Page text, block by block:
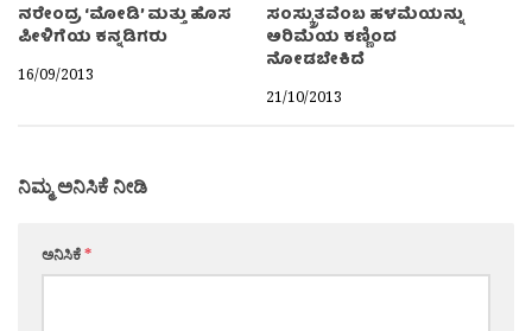
ನರೇಂದ್ರ ‘ಮೋಡಿ’ ಮತ್ತು ಹೊಸ
ಪೀಳಿಗೆಯ ಕನ್ನಡಿಗರು
16/09/2013
ಸಂಸ್ಕ್ರುತವೆಂಬ ಹಳಮೆಯನ್ನು
ಅರಿಮೆಯ ಕಣ್ಣಿಂದ
ನೋಡಬೇಕಿದೆ
21/10/2013
ನಿಮ್ಮ ಅನಿಸಿಕೆ ನೀಡಿ
ಅನಿಸಿಕೆ*